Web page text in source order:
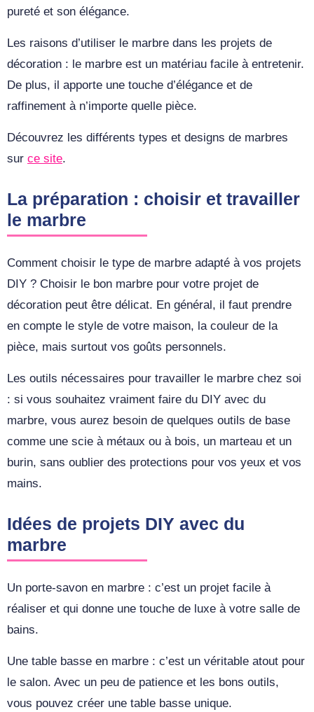
pureté et son élégance.
Les raisons d’utiliser le marbre dans les projets de
décoration : le marbre est un matériau facile à entretenir.
De plus, il apporte une touche d’élégance et de
raffinement à n’importe quelle pièce.
Découvrez les différents types et designs de marbres
sur ce site.
La préparation : choisir et travailler
le marbre
Comment choisir le type de marbre adapté à vos projets
DIY ? Choisir le bon marbre pour votre projet de
décoration peut être délicat. En général, il faut prendre
en compte le style de votre maison, la couleur de la
pièce, mais surtout vos goûts personnels.
Les outils nécessaires pour travailler le marbre chez soi
: si vous souhaitez vraiment faire du DIY avec du
marbre, vous aurez besoin de quelques outils de base
comme une scie à métaux ou à bois, un marteau et un
burin, sans oublier des protections pour vos yeux et vos
mains.
Idées de projets DIY avec du
marbre
Un porte-savon en marbre : c’est un projet facile à
réaliser et qui donne une touche de luxe à votre salle de
bains.
Une table basse en marbre : c’est un véritable atout pour
le salon. Avec un peu de patience et les bons outils,
vous pouvez créer une table basse unique.